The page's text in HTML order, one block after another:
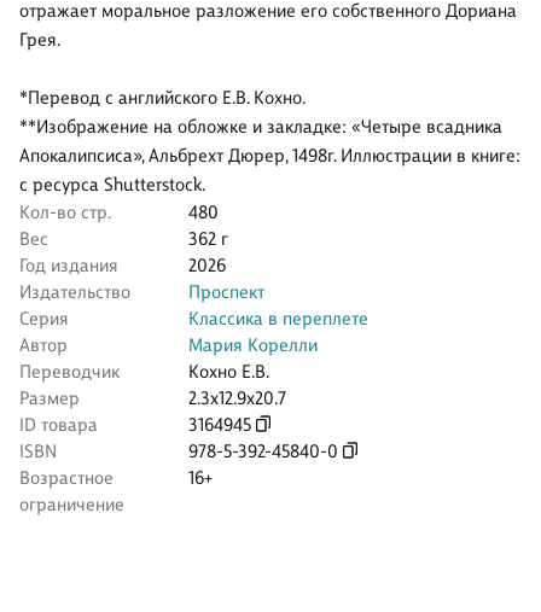
отражает моральное разложение его собственного Дориана
Грея.
*Перевод с английского Е.В. Кохно.
**Изображение на обложке и закладке: «Четыре всадника
Апокалипсиса», Альбрехт Дюрер, 1498г. Иллюстрации в книге:
с ресурса Shutterstock.
Кол-во стр.
480
Вес
362 г
Год издания
2026
Издательство
Проспект
Серия
Классика в переплете
Автор
Мария Корелли
Переводчик
Кохно Е.В.
Размер
2.3x12.9x20.7
ID товара
3164945
ISBN
978-5-392-45840-0
Возрастное
ограничение
16+